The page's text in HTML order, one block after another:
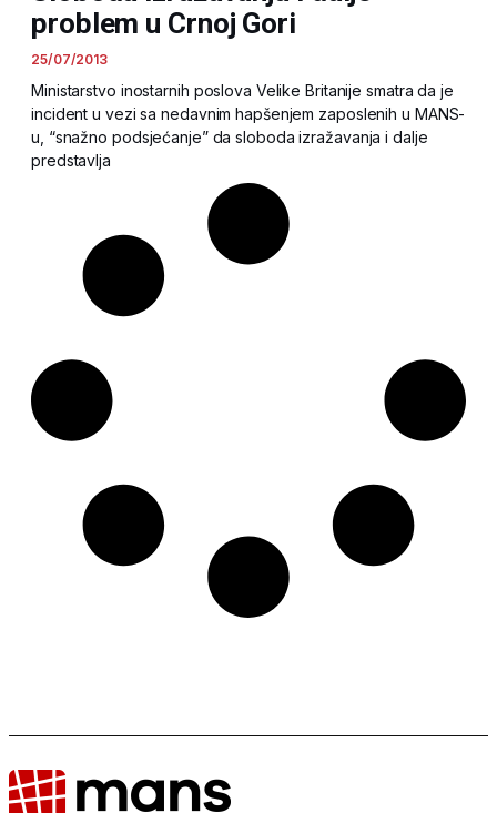
problem u Crnoj Gori
25/07/2013
Ministarstvo inostarnih poslova Velike Britanije smatra da je
incident u vezi sa nedavnim hapšenjem zaposlenih u MANS-
u, “snažno podsjećanje” da sloboda izražavanja i dalje
predstavlja